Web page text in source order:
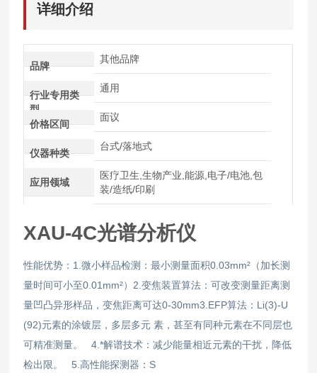
详细介绍
品牌
其他品牌
行业专用类
型
通用
价格区间
面议
仪器种类
台式/落地式
应用领域
医疗卫生,生物产业,能源,电子/电池,包
装/造纸/印刷
XAU-4C光谱分析仪
性能优势：1.微小样品检测：最小测量面积0.03mm²（加长测
量时间可小至0.01mm²）2.变焦装置算法：可改变测量距离测
量凹凸异形样品，变焦距离可达0-30mm3.EFP算法：Li(3)-U
(92)元素的涂镀层，多层多元 素，甚至有同种元素在不同层也
可精准测量。 4.*解谱技术：减少能量相近元素的干扰，降低
检出限。 5.高性能探测器：S